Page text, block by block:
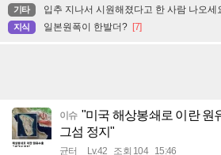
기타 입추 지나서 시원해졌다고 한 사람 나오세
지식 일본원폭이 한발더? [7]
이슈 "미국 해상봉쇄로 이란
그섬 정지"
균터 Lv.42 조회 104 15:46